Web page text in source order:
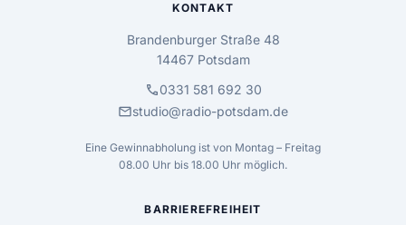
KONTAKT
Brandenburger Straße 48
14467 Potsdam
call0331 581 692 30
mailstudio@radio-potsdam.de
Eine Gewinnabholung ist von Montag – Freitag
08.00 Uhr bis 18.00 Uhr möglich.
BARRIEREFREIHEIT